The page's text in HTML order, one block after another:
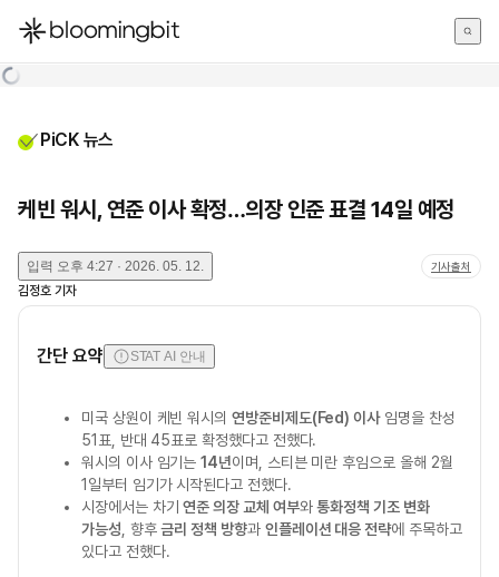
한국어
PiCK 뉴스
케빈 워시, 연준 이사 확정…의장 인준 표결 14일 예정
입력 오후 4:27 · 2026. 05. 12. 기사출처
김정호 기자
간단 요약 STAT AI 안내
미국 상원이 케빈 워시의연방준비제도(Fed) 이사임명을 찬성
51표, 반대 45표로 확정했다고 전했다.
워시의 이사 임기는14년이며, 스티븐 미란 후임으로 올해 2월
1일부터 임기가 시작된다고 전했다.
시장에서는 차기연준 의장 교체 여부와통화정책 기조 변화
가능성 , 향후금리 정책 방향과 인플레이션 대응 전략에 주목하고
있다고 전했다.